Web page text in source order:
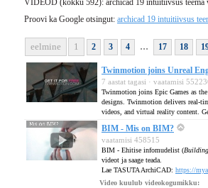
VIDEOD (kokku 592): archicad 19 intuitiivsus teema
Proovi ka Google otsingut: archicad 19 intuitiivsus
eelmine 1 2 3 4 ... 17 18
Twinmotion joins Unreal
7 aastat tagasi · vaatamisi
Twinmotion joins Epic Games as
designs. Twinmotion delivers real-
videos, and virtual reality content.
BIM - Mis on BIM?
vaatamisi 458515
BIM - Ehitise infomudelist (
videot ja saage teada.
Lae TASUTA ArchiCAD: https://
Video kuulub videokogumikku: